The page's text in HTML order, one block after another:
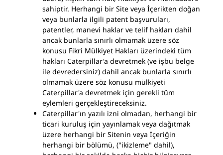
sahiptir. Herhangi bir Site veya İçerikten doğan
veya bunlarla ilgili patent başvuruları,
patentler, manevi haklar ve telif hakları dahil
ancak bunlarla sınırlı olmamak üzere söz
konusu Fikri Mülkiyet Hakları üzerindeki tüm
hakları Caterpillar'a devretmek (ve işbu belge
ile devredersiniz) dahil ancak bunlarla sınırlı
olmamak üzere söz konusu mülkiyeti
Caterpillar'a devretmek için gerekli tüm
eylemleri gerçekleştireceksiniz.
Caterpillar'ın yazılı izni olmadan, herhangi bir
ticari kuruluş için yayınlamak veya dağıtmak
üzere herhangi bir Sitenin veya İçeriğin
herhangi bir bölümü, ("ikizleme" dahil),